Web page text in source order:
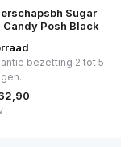
Sugar
Candy Posh Black
bezetting 2 tot 5